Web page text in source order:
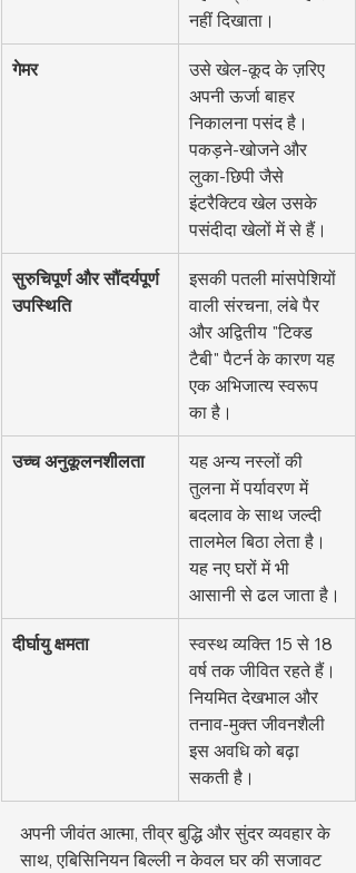
नहीं दिखाता।
गेमर
उसे खेल-कूद के ज़रिए
अपनी ऊर्जा बाहर
निकालना पसंद है।
पकड़ने-खोजने और
लुका-छिपी जैसे
इंटरैक्टिव खेल उसके
पसंदीदा खेलों में से हैं।
सुरुचिपूर्ण और सौंदर्यपूर्ण
उपस्थिति
इसकी पतली मांसपेशियों
वाली संरचना, लंबे पैर
और अद्वितीय "टिक्ड
टैबी" पैटर्न के कारण यह
एक अभिजात्य स्वरूप
का है।
उच्च अनुकूलनशीलता
यह अन्य नस्लों की
तुलना में पर्यावरण में
बदलाव के साथ जल्दी
तालमेल बिठा लेता है।
यह नए घरों में भी
आसानी से ढल जाता है।
दीर्घायु क्षमता
स्वस्थ व्यक्ति 15 से 18
वर्ष तक जीवित रहते हैं।
नियमित देखभाल और
तनाव-मुक्त जीवनशैली
इस अवधि को बढ़ा
सकती है।
अपनी जीवंत आत्मा, तीव्र बुद्धि और सुंदर व्यवहार के
साथ, एबिसिनियन बिल्ली न केवल घर की सजावट